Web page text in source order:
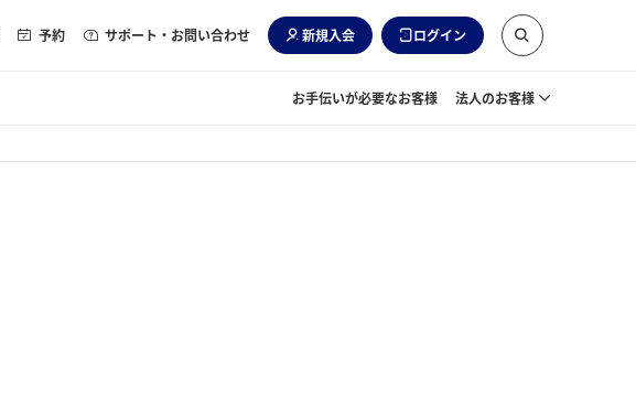
予約 サポート・お問い合わせ 新規入会 ログイン
お手伝いが必要なお客様 法人のお客様